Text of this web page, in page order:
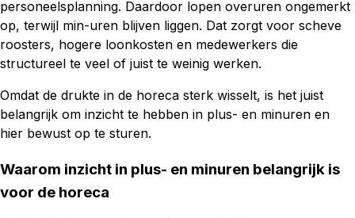
personeelsplanning. Daardoor lopen overuren ongemerkt
op, terwijl min-uren blijven liggen. Dat zorgt voor scheve
roosters, hogere loonkosten en medewerkers die
structureel te veel of juist te weinig werken.
Omdat de drukte in de horeca sterk wisselt, is het juist
belangrijk om inzicht te hebben in plus- en minuren en
hier bewust op te sturen.
Waarom inzicht in plus- en minuren belangrijk is
voor de horeca